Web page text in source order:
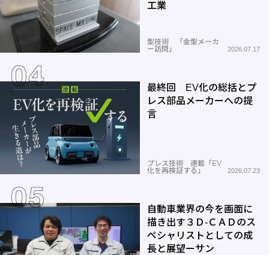
工業
型技術 「金型メーカ
ー訪問」
2026.07.17
最終回 EV化の総括とプ
レス部品メーカーへの提
言
プレス技術 連載「EV
化を再検証する」
2026.07.23
自動車業界の今を画面に
描き出す３Ｄ-ＣＡＤのス
ペシャリストとしての成
長と展望ーサン